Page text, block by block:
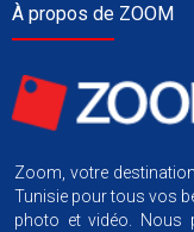
À propos de ZOOM
Zoom, votre
Tunisie pour tous vos
photo et vidéo. Nous